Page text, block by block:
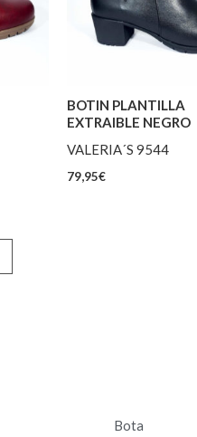
BOTIN PLANTILLA
EXTRAIBLE NEGRO
VALERIA´S 9544
79,95€
Bota